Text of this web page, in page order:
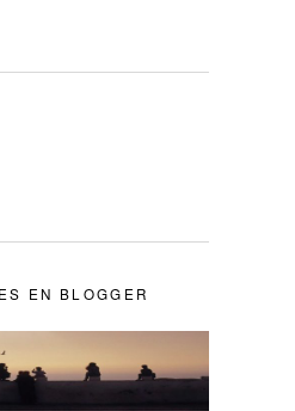
EN BLOGGER